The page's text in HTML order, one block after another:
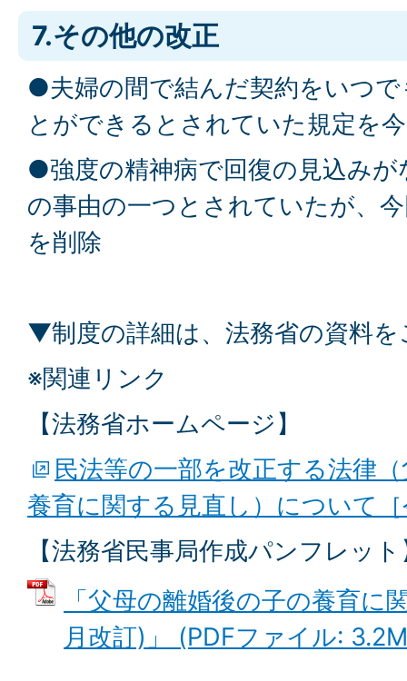
7.その他の改正
●夫婦の間で結んだ契約をいつ
とができるとされていた規定を
●強度の精神病で回復の見込み
の事由の一つとされていたが、
を削除
▼制度の詳細は、法務省の資料を
※関連リンク
【法務省ホームページ】
民法等の一部を改正する法律
養育に関する見直し）について
【法務省民事局作成パンフレット
「父母の離婚後の子の養育に
月改訂)」 (PDFファイル: